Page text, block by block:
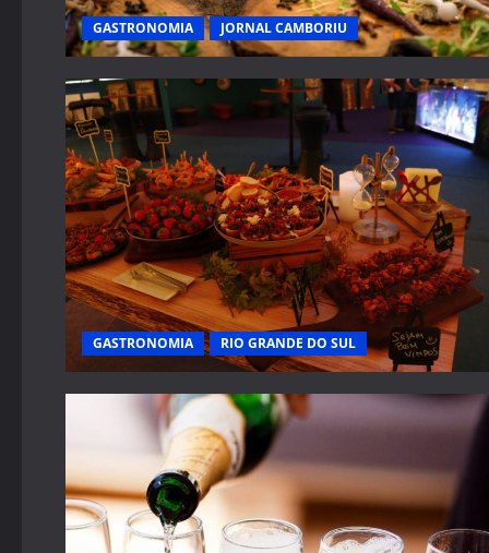
GASTRONOMIA JORNAL CAMBORIU
GASTRONOMIA RIO GRANDE DO SUL